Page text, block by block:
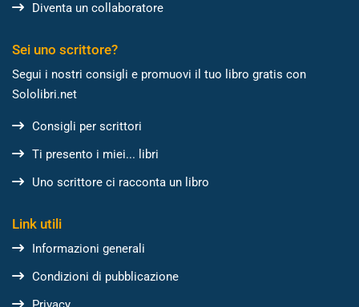
Diventa un collaboratore
Sei uno scrittore?
Segui i nostri consigli e promuovi il tuo libro gratis con
Sololibri.net
Consigli per scrittori
Ti presento i miei... libri
Uno scrittore ci racconta un libro
Link utili
Informazioni generali
Condizioni di pubblicazione